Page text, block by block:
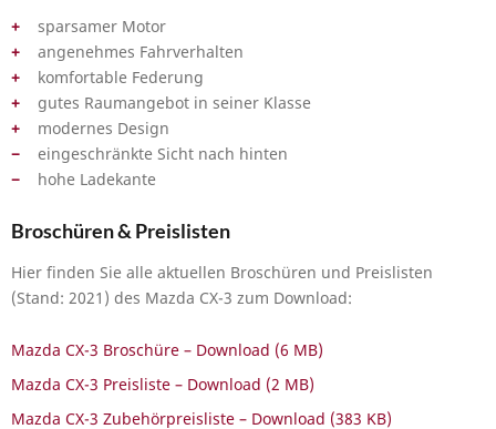
sparsamer Motor
angenehmes Fahrverhalten
komfortable Federung
gutes Raumangebot in seiner Klasse
modernes Design
eingeschränkte Sicht nach hinten
hohe Ladekante
Broschüren & Preislisten
Hier finden Sie alle aktuellen Broschüren und Preislisten
(Stand: 2021) des Mazda CX-3 zum Download:
Mazda CX-3 Broschüre – Download (6 MB)
Mazda CX-3 Preisliste – Download (2 MB)
Mazda CX-3 Zubehörpreisliste – Download (383 KB)